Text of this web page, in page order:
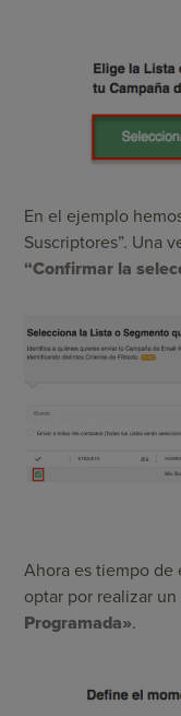
En el ejemplo
Suscriptores”. Una
“Confirmar la
Ahora es tiempo
optar por realizar un
Programada».